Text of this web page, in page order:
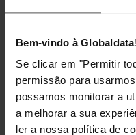
Bem-vindo à
Se clicar em "Permitir
permissão para
possamos monitorar a
a melhorar a sua
ler a nossa política de
Tamanho do estojo de
relógio
Cor da fivela